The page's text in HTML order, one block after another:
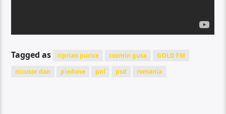
Tagged as ciprian purice cozmin gusa
GOLD FM
nicusor dan
piedone pnl psd romania